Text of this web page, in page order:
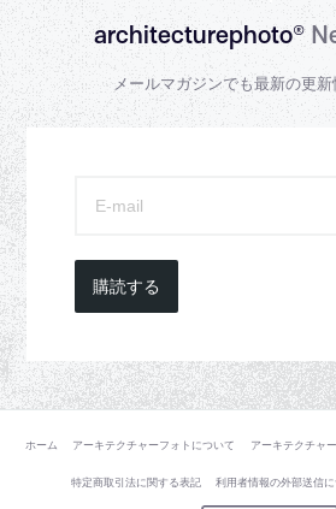
architecturephoto®
メールマガジンでも最新の更新
購読する
ホーム アーキテクチャーフォトについて アーキテクチャ
特定商取引法に関する表記 利用者情報の外部送信